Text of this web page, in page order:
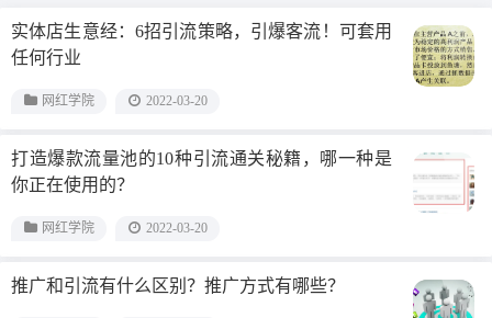
实体店生意经：6招引流策略，引爆客流！可套用
任何行业
网红学院 2022-03-20
打造爆款流量池的10种引流通关秘籍，哪一种是
你正在使用的？
网红学院 2022-03-20
推广和引流有什么区别？推广方式有哪些？